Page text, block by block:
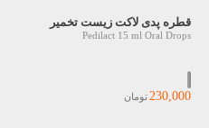
قطره پدی لاکت زیست تخمیر
Pedilact 15 ml Oral Drops
230,000تومان